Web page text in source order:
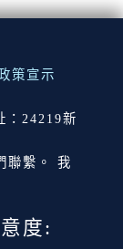
策宣示
24219新
聯繫。 我
度: